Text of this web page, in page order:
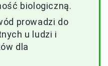
biologiczną.
prowadzi do
u ludzi i
dla